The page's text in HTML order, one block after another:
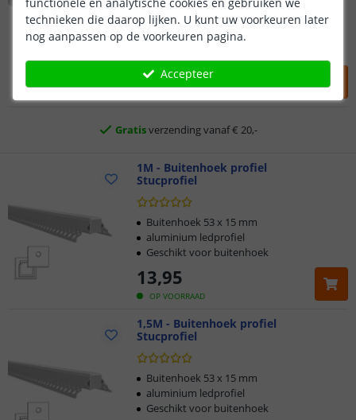
38 ,95
Hoek profiel 46 x 15 mm
2 x 1,5 meter profiel
Voor 23:45 uur besteld, morgen in huis
5 jaar garantie
Gratisverzending vanaf € 20,-
Voor 23:45 uur besteld,
1M - Buitenhoek profiel
Stucprofiel
OP VOORRAAD
13,95
Buitenhoek 53 x 15 mm
aluminium ledprofiel
Geschikt voor buitenhoek
1,5M - Buitenhoek profiel
Stucprofiel
Buitenhoek 53 x 15 mm
aluminium ledprofiel
Geschikt voor buitenhoek
technieken die daarop lijken. U kunt uw voorkeuren later
nog aanpassen op de voorkeuren pagina.
Accepteer